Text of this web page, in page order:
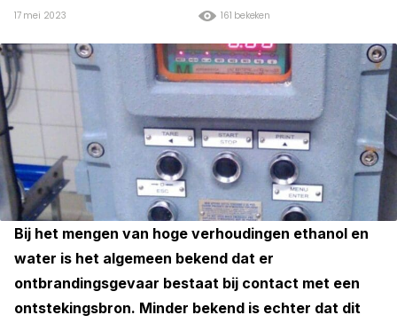
161 bekeken
17 mei 2023
Bij het mengen van hoge verhoudingen ethanol en
water is het algemeen bekend dat er
ontbrandingsgevaar bestaat bij contact met een
ontstekingsbron. Minder bekend is echter dat dit